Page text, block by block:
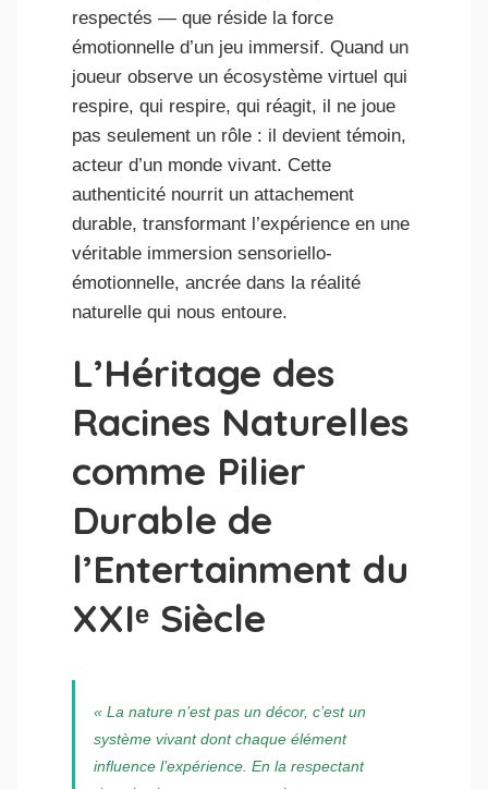
respectés — que réside la force
émotionnelle d’un jeu immersif. Quand un
joueur observe un écosystème virtuel qui
respire, qui respire, qui réagit, il ne joue
pas seulement un rôle : il devient témoin,
acteur d’un monde vivant. Cette
authenticité nourrit un attachement
durable, transformant l’expérience en une
véritable immersion sensoriello-
émotionnelle, ancrée dans la réalité
naturelle qui nous entoure.
L’Héritage des
Racines Naturelles
comme Pilier
Durable de
l’Entertainment du
XXIᵉ Siècle
« La nature n’est pas un décor, c’est un
système vivant dont chaque élément
influence l’expérience. En la respectant